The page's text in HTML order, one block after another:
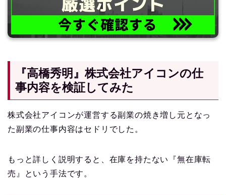
『高橋秀明』株式会社アイコンの仕
事内容を検証してみた
株式会社アイコンが運営する副業の焼き増し元となっ
た副業の仕事内容はセドリでした。
もっと詳しく説明すると、在庫を持たない『無在庫転
売』という手法です。